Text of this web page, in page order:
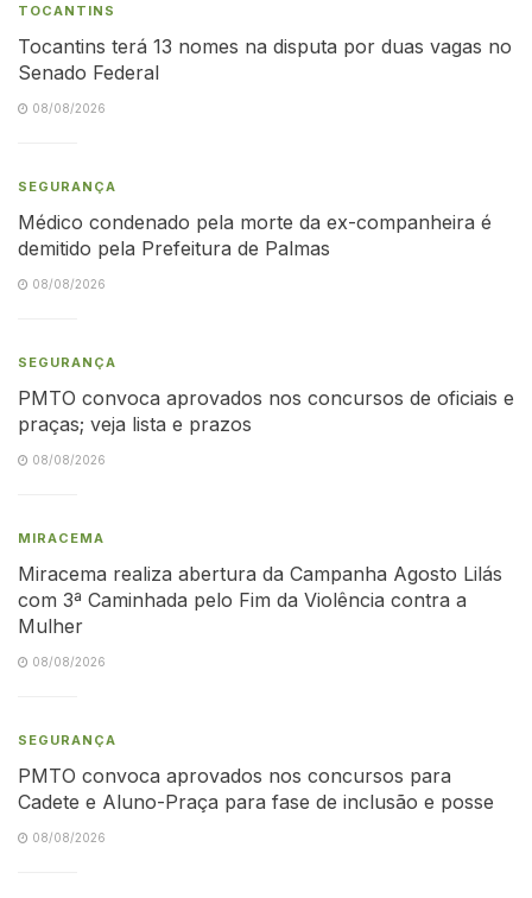
TOCANTINS
Tocantins terá 13 nomes na disputa por duas vagas no
Senado Federal
08/08/2026
SEGURANÇA
Médico condenado pela morte da ex-companheira é
demitido pela Prefeitura de Palmas
08/08/2026
SEGURANÇA
PMTO convoca aprovados nos concursos de oficiais e
praças; veja lista e prazos
08/08/2026
MIRACEMA
Miracema realiza abertura da Campanha Agosto Lilás
com 3ª Caminhada pelo Fim da Violência contra a
Mulher
08/08/2026
SEGURANÇA
PMTO convoca aprovados nos concursos para
Cadete e Aluno-Praça para fase de inclusão e posse
08/08/2026